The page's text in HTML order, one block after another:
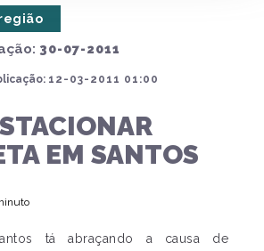
30-07-2011
12-03-2011 01:00
EM SANTOS
tá abraçando a causa de